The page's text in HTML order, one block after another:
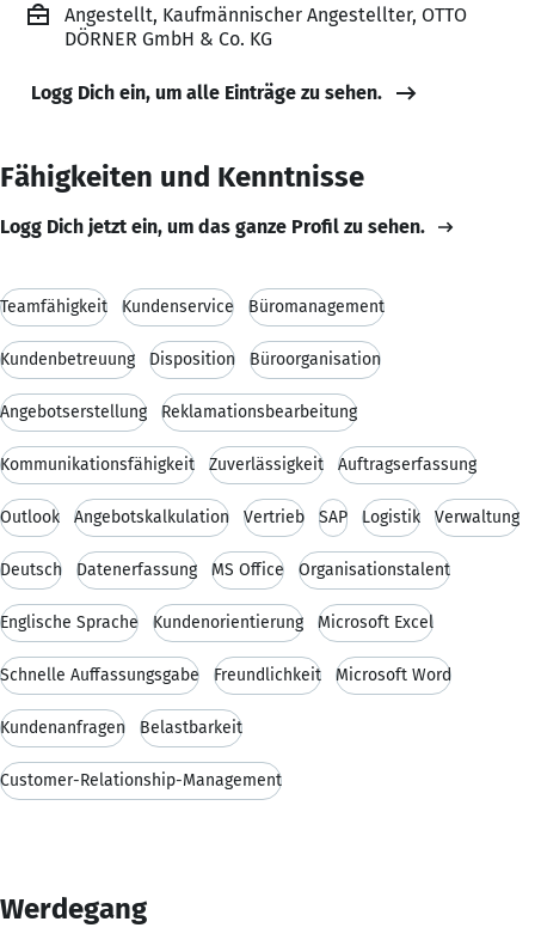
Angestellt, Kaufmännischer Angestellter, OTTO
DÖRNER GmbH & Co. KG
Logg Dich ein, um alle Einträge zu sehen.
Fähigkeiten und Kenntnisse
Logg Dich jetzt ein, um das ganze Profil zu sehen.
Teamfähigkeit Kundenservice Büromanagement
Kundenbetreuung Disposition Büroorganisation
Angebotserstellung Reklamationsbearbeitung
Kommunikationsfähigkeit Zuverlässigkeit Auftragserfassung
Outlook Angebotskalkulation Vertrieb SAP Logistik Verwaltung
Deutsch Datenerfassung MS Office Organisationstalent
Englische Sprache Kundenorientierung Microsoft Excel
Schnelle Auffassungsgabe Freundlichkeit Microsoft Word
Kundenanfragen Belastbarkeit
Customer-Relationship-Management
Werdegang